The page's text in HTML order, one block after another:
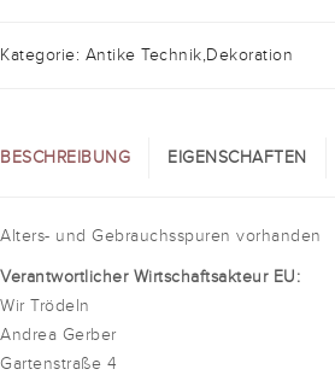
Kategorie: Antike Technik,Dekoration
BESCHREIBUNG EIGENSCHAFTEN
Alters- und Gebrauchsspuren vorhanden
Verantwortlicher Wirtschaftsakteur EU:
Wir Trödeln
Andrea Gerber
Gartenstraße 4